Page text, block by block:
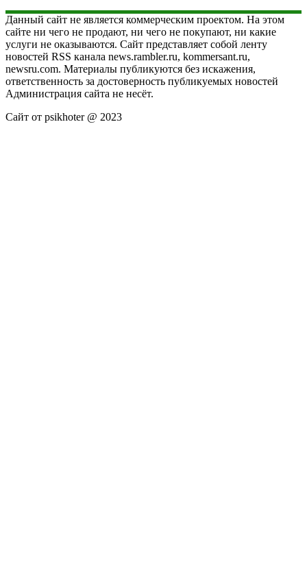
Данный сайт не является коммерческим проектом. На этом
сайте ни чего не продают, ни чего не покупают, ни какие
услуги не оказываются. Сайт представляет собой ленту
новостей RSS канала news.rambler.ru, kommersant.ru,
newsru.com. Материалы публикуются без искажения,
ответственность за достоверность публикуемых новостей
Администрация сайта не несёт.
Сайт от psikhoter @ 2023